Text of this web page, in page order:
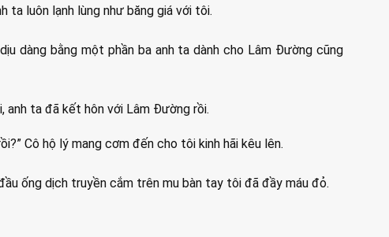
ta luôn lạnh lùng như băng giá với tôi.
dàng bằng một phần ba anh ta dành cho Lâm Đường cũng
anh ta đã kết hôn với Lâm Đường rồi.
Cô hộ lý mang cơm đến cho tôi kinh hãi kêu lên.
ống dịch truyền cắm trên mu bàn tay tôi đã đầy máu đỏ.